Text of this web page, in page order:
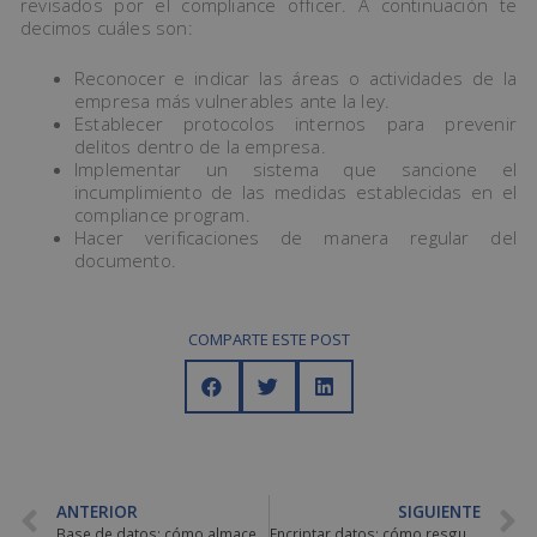
revisados por el compliance officer. A continuación te
decimos cuáles son:
Reconocer e indicar las áreas o actividades de la
empresa más vulnerables ante la ley.
Establecer protocolos internos para prevenir
delitos dentro de la empresa.
Implementar un sistema que sancione el
incumplimiento de las medidas establecidas en el
compliance program.
Hacer verificaciones de manera regular del
documento.
COMPARTE ESTE POST
ANTERIOR SIGUIENTE